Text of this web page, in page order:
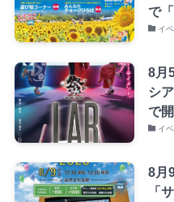
で
イ
8月
シ
で
イ
8月
「